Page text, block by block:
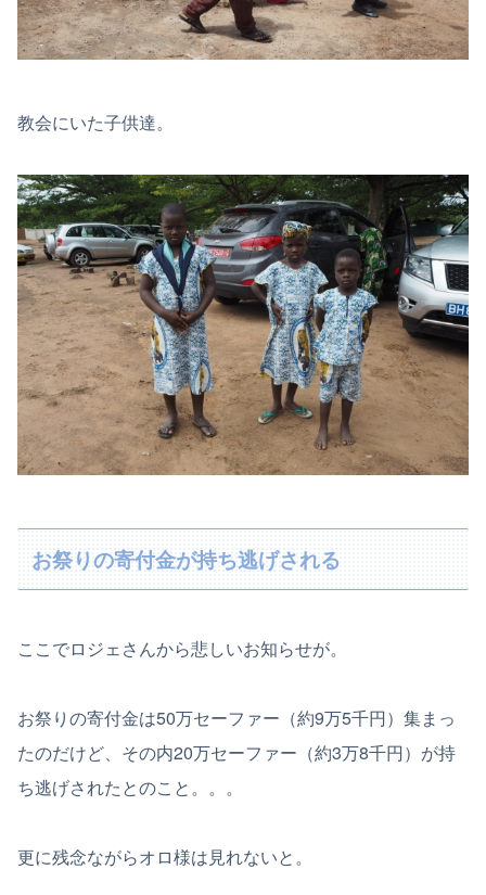
教会にいた子供達。
お祭りの寄付金が持ち逃げされる
ここでロジェさんから悲しいお知らせが。
お祭りの寄付金は50万セーファー（約9万5千円）集まっ
たのだけど、その内20万セーファー（約3万8千円）が持
ち逃げされたとのこと。。。
更に残念ながらオロ様は見れないと。